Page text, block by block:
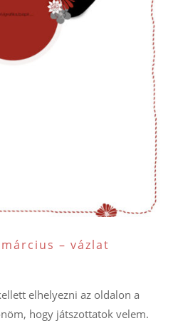
március – vázlat
elhelyezni az oldalon a
hogy játszottatok velem.